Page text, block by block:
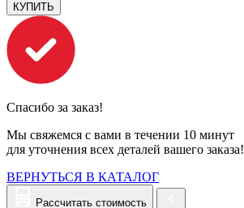
КУПИТЬ
Спасибо за заказ!
Мы свяжемся с вами в течении 10 минут
для уточнения всех деталей вашего заказа!
ВЕРНУТЬСЯ В КАТАЛОГ
Рассчитать стоимость